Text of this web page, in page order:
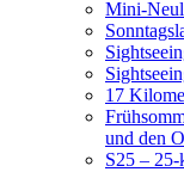
Mini-
17
und den
S25 –